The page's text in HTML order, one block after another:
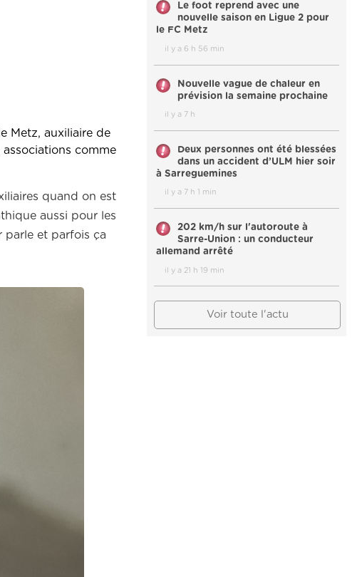
Metz, auxiliaire de
comme
quand on est
aussi pour les
parle et parfois ça
Le foot reprend avec une
nouvelle saison en Ligue 2 pour
le FC Metz
il y a 6 h 56 min
Nouvelle vague de chaleur en
prévision la semaine prochaine
il y a 7 h
Deux personnes ont été blessées
dans un accident d’ULM hier soir
à Sarreguemines
il y a 7 h 1 min
202 km/h sur l'autoroute à
Sarre-Union : un conducteur
allemand arrêté
il y a 21 h 19 min
Voir toute l'actu